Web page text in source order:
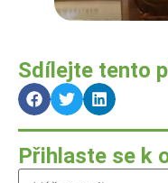
Sdílejte tento
Přihlaste se k